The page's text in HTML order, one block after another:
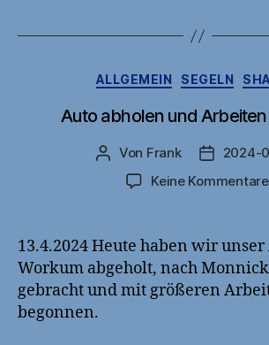
ALLGEMEIN SEGELN
Auto abholen und
Beitragsautor
Von Frank
2024-
Keine Kommentare
13.4.2024 Heute haben wir
Workum abgeholt, nach
gebracht und mit größeren
begonnen.